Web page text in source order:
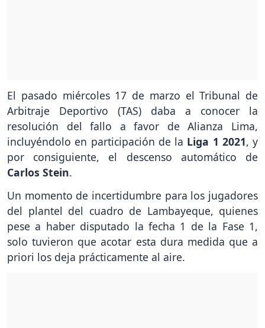
El pasado miércoles 17 de marzo el Tribunal de
Arbitraje Deportivo (TAS) daba a conocer la
resolución del fallo a favor de Alianza Lima,
incluyéndolo en participación de la Liga 1 2021, y
por consiguiente, el descenso automático de
Carlos Stein.
Un momento de incertidumbre para los jugadores
del plantel del cuadro de Lambayeque, quienes
pese a haber disputado la fecha 1 de la Fase 1,
solo tuvieron que acotar esta dura medida que a
priori los deja prácticamente al aire.